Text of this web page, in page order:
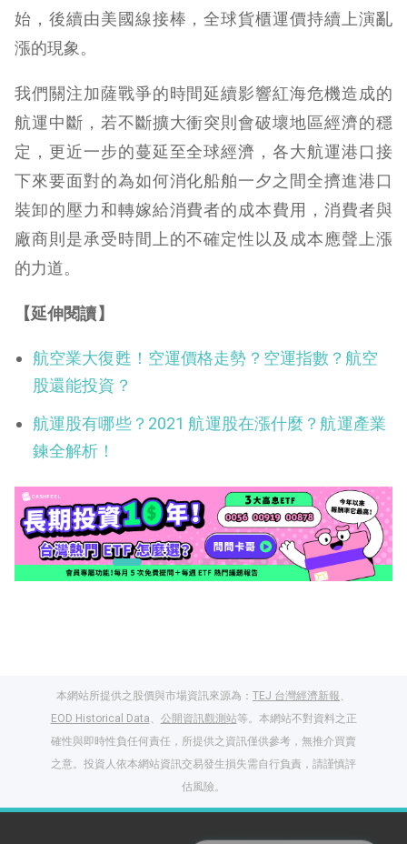
始，後續由美國線接棒，全球貨櫃運價持續上演亂
漲的現象。
我們關注加薩戰爭的時間延續影響紅海危機造成的
航運中斷，若不斷擴大衝突則會破壞地區經濟的穩
定，更近一步的蔓延至全球經濟，各大航運港口接
下來要面對的為如何消化船舶一夕之間全擠進港口
裝卸的壓力和轉嫁給消費者的成本費用，消費者與
廠商則是承受時間上的不確定性以及成本應聲上漲
的力道。
【延伸閱讀】
航空業大復甦！空運價格走勢？空運指數？航空
股還能投資？
航運股有哪些？2021 航運股在漲什麼？航運產業
鍊全解析！
本網站所提供之股價與市場資訊來源為： TEJ 台灣經濟新報、
EOD Historical Data、 公開資訊觀測站等。本網站不對資料之正
確性與即時性負任何責任，所提供之資訊僅供參考，無推介買賣
之意。投資人依本網站資訊交易發生損失需自行負責，請謹慎評
估風險。
任一文章